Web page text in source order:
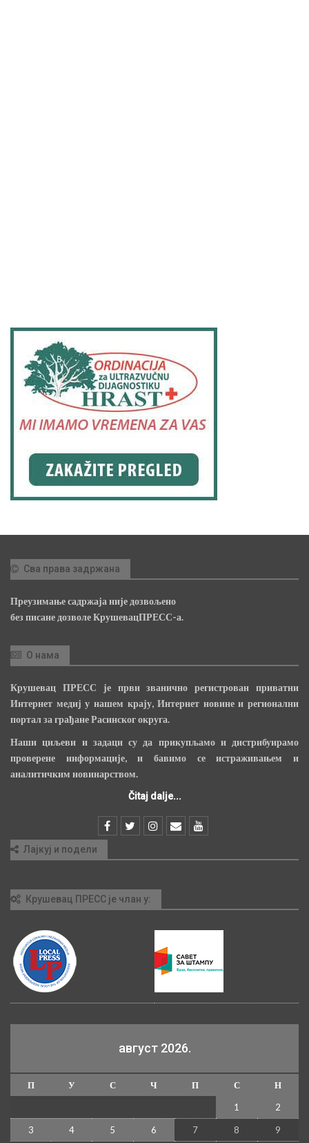
Сва права задржана
Преузимање садржаја није дозвољено
без писане дозволе КрушевацПРЕСС-а.
О нама
Крушевац ПРЕСС је први званично регистрован приватни
Интернет медиј у нашем крају, Интернет новине и регионални
портал за грађане Расинског округа.
Наши циљеви и задаци су да прикупљамо и дистрибуирамо
проверене информације, и бавимо се истраживањем и
аналитичким новинарством.
Čitaj dalje...
Лајкуј и подели
Крушевац ПРЕСС је члан у:
август 2026.
П У С Ч П С
Н
1
2
3 4 5 6 7 8 9